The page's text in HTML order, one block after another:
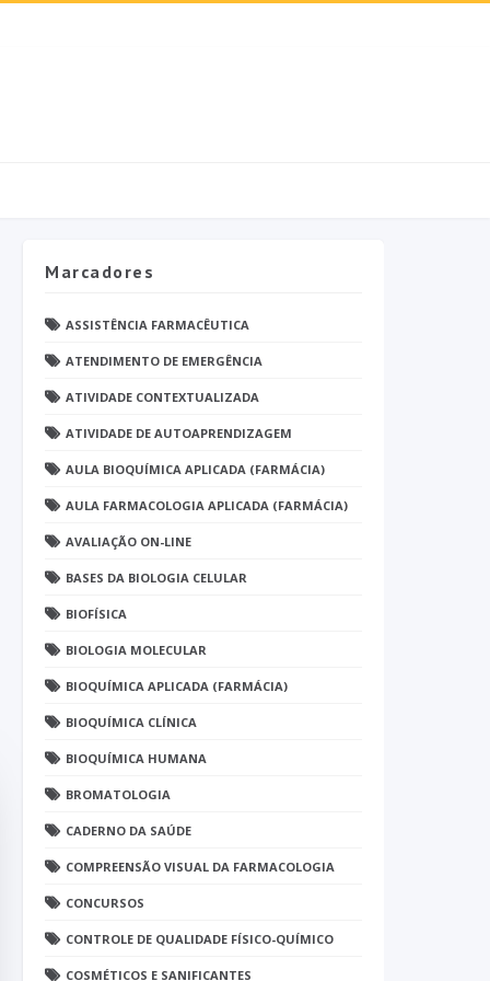
Marcadores
ASSISTÊNCIA FARMACÊUTICA
ATENDIMENTO DE EMERGÊNCIA
ATIVIDADE CONTEXTUALIZADA
ATIVIDADE DE AUTOAPRENDIZAGEM
AULA BIOQUÍMICA APLICADA (FARMÁCIA)
AULA FARMACOLOGIA APLICADA (FARMÁCIA)
AVALIAÇÃO ON-LINE
BASES DA BIOLOGIA CELULAR
BIOFÍSICA
BIOLOGIA MOLECULAR
BIOQUÍMICA APLICADA (FARMÁCIA)
BIOQUÍMICA CLÍNICA
BIOQUÍMICA HUMANA
BROMATOLOGIA
CADERNO DA SAÚDE
COMPREENSÃO VISUAL DA FARMACOLOGIA
CONCURSOS
CONTROLE DE QUALIDADE FÍSICO-QUÍMICO
COSMÉTICOS E SANIFICANTES